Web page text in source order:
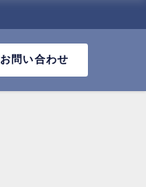
お問い合わせ